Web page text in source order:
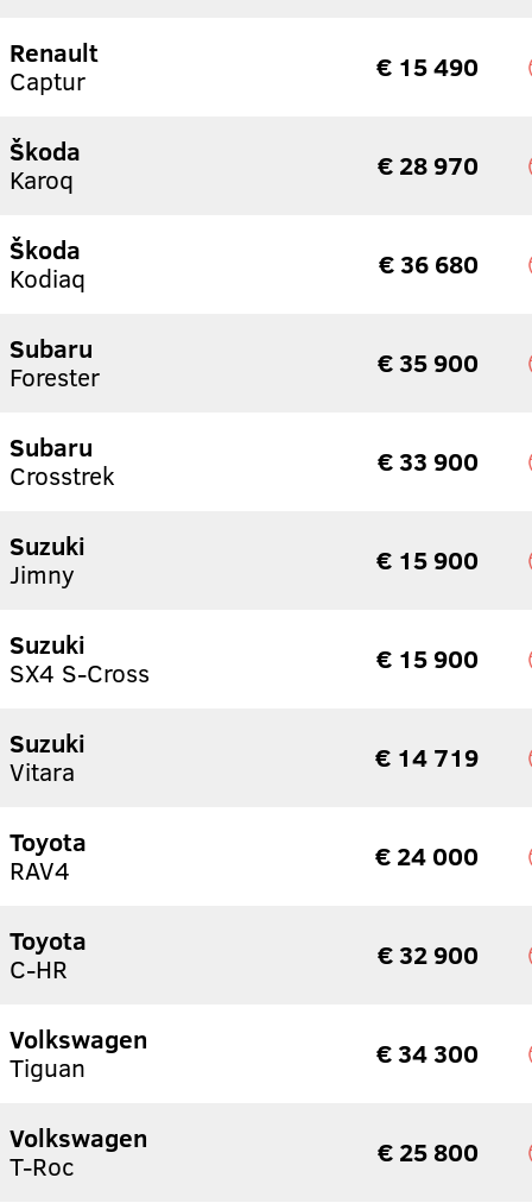
Renault
Captur
€ 15 490
Škoda
Karoq
€ 28 970
Škoda
Kodiaq
€ 36 680
Subaru
Forester
€ 35 900
Subaru
Crosstrek
€ 33 900
Suzuki
Jimny
€ 15 900
Suzuki
SX4 S-Cross
€ 15 900
Suzuki
Vitara
€ 14 719
Toyota
RAV4
€ 24 000
Toyota
C-HR
€ 32 900
Volkswagen
Tiguan
€ 34 300
Volkswagen
T-Roc
€ 25 800